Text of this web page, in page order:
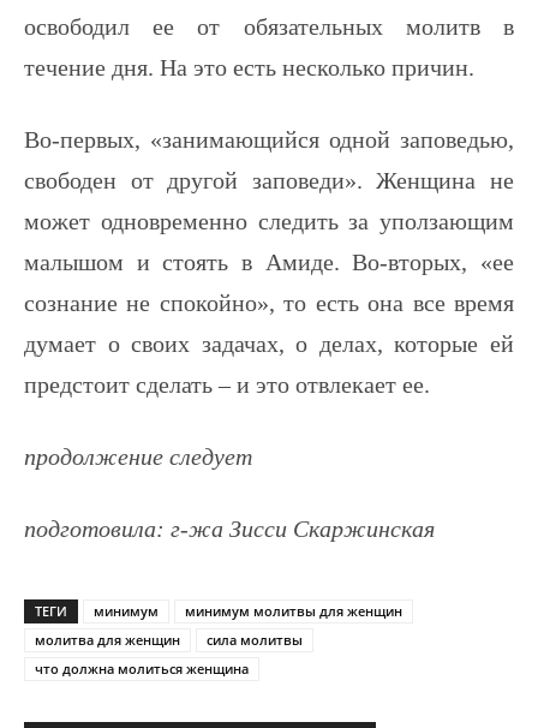
освободил ее от обязательных молитв в
течение дня. На это есть несколько причин.
Во-первых, «занимающийся одной заповедью,
свободен от другой заповеди». Женщина не
может одновременно следить за уползающим
малышом и стоять в Амиде. Во-вторых, «ее
сознание не спокойно», то есть она все время
думает о своих задачах, о делах, которые ей
предстоит сделать – и это отвлекает ее.
продолжение следует
подготовила: г-жа Зисси Скаржинская
ТЕГИ минимум
минимум молитвы для женщин
молитва для женщин
сила молитвы
что должна молиться женщина